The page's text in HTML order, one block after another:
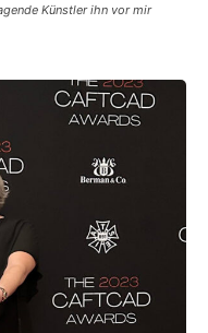
Künstler ihn vor mir